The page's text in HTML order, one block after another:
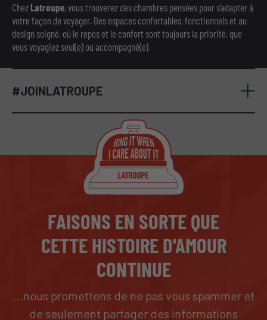
Chez Latroupe, vous trouverez des chambres pensées pour s’adapter à
votre façon de voyager. Des espaces confortables, fonctionnels et au
design soigné, où le repos et le confort sont toujours la priorité, que
vous voyagiez seul(e) ou accompagné(e).
#JOINLATROUPE
FAISONS EN SORTE QUE
CETTE HISTOIRE D'AMOUR
CONTINUE
...nous promettons de ne pas vous spammer et
de seulement partager des informations